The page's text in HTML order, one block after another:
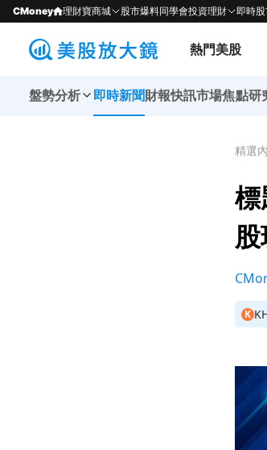
CMoney 理財寶商城 股市爆料同學會投資理財 即時
熱門美股
盤勢分析 即時新聞財報快訊市場焦點研
精選
K